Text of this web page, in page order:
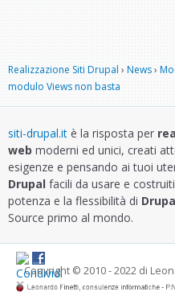
Realizzazione Siti Drupal › News›
modulo Views non basta
siti-drupal.it è la risposta per
web moderni ed unici, creati
esigenze e pensando ai tuoi
Drupal facili da usare e
potenza e la flessibilità di
Source primo al mondo.
Copyright © 2010 - 2022 di